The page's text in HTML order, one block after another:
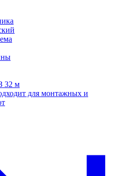
32 м
для монтажных и